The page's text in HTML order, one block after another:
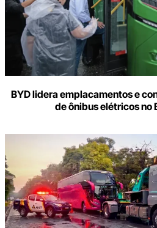
BYD lidera emplacamentos e
de ônibus elétricos no